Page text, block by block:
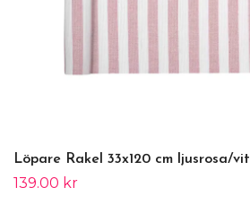
Löpare Rakel 33x120 cm ljusrosa/vit
139.00 kr